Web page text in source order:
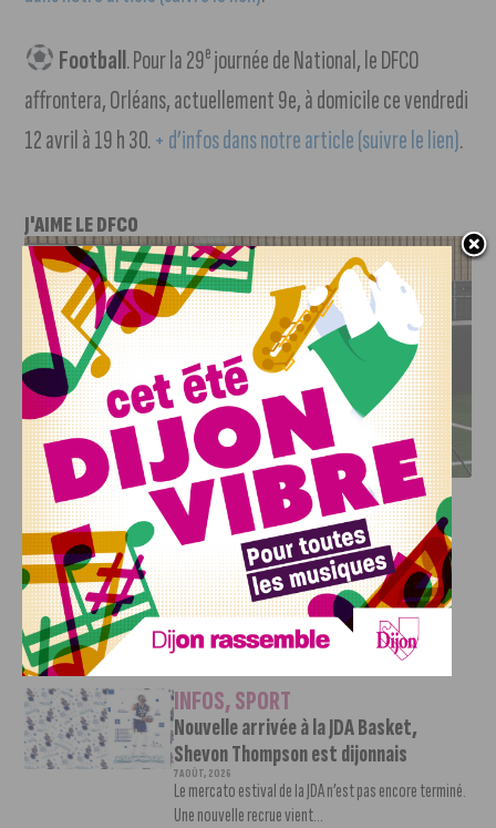
Football. Pour la 29ejournée de National, le DFCO
affrontera, Orléans, actuellement 9e, à domicile ce vendredi
12 avril à 19 h 30.+ d’infos dans notre article (suivre le lien).
J'AIME LE DFCO
DFCO : RENCONTRE AVEC PIERRE-HENRI DEBALLON,
L’ARTISAN DE LA MONTÉE EN LIGUE 2
INFOS, SPORT
DFCO : Rencontre avec Pierre-Henri
Deballon, l’artisan de la montée en
Ligue 2
7 AOÛT, 2026
Le DFCO est de retour en Ligue 2 après trois ans
d’absence. La saison...
INFOS,SPORT
Nouvelle arrivée à la JDA Basket,
Shevon Thompson est dijonnais
7 AOÛT, 2026
Le mercato estival de la JDA n’est pas encore terminé.
Une nouvelle recrue vient...